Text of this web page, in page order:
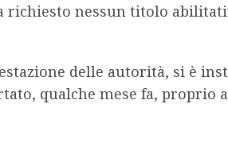
richiesto nessun titolo
delle autorità, si è
qualche mese fa, proprio